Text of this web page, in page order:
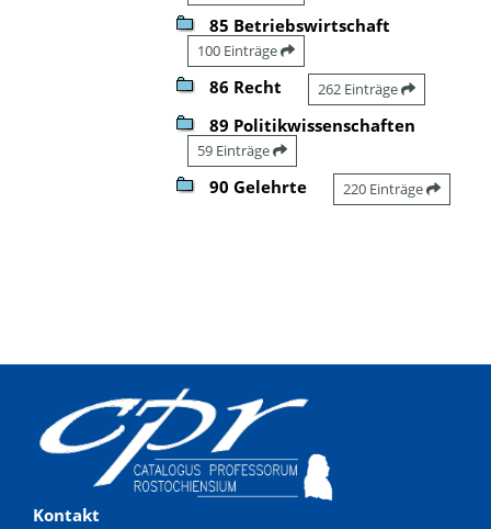
85 Betriebswirtschaft
100 Einträge
86 Recht 262 Einträge
89 Politikwissenschaften
59 Einträge
90 Gelehrte 220 Einträge
Kontakt